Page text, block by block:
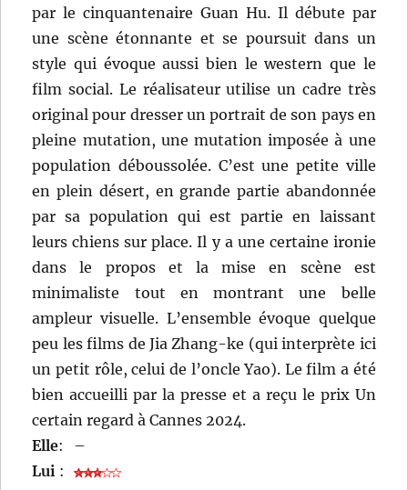
par le cinquantenaire Guan Hu. Il débute par
une scène étonnante et se poursuit dans un
style qui évoque aussi bien le western que le
film social. Le réalisateur utilise un cadre très
original pour dresser un portrait de son pays en
pleine mutation, une mutation imposée à une
population déboussolée. C’est une petite ville
en plein désert, en grande partie abandonnée
par sa population qui est partie en laissant
leurs chiens sur place. Il y a une certaine ironie
dans le propos et la mise en scène est
minimaliste tout en montrant une belle
ampleur visuelle. L’ensemble évoque quelque
peu les films de Jia Zhang-ke (qui interprète ici
un petit rôle, celui de l’oncle Yao). Le film a été
bien accueilli par la presse et a reçu le prix Un
certain regard à Cannes 2024.
Elle:
–
Lui :